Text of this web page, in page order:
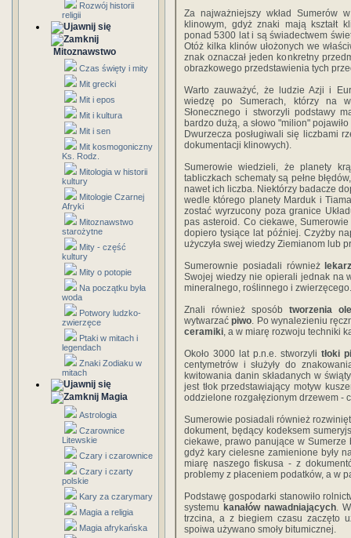
Rozwój historii
religii
Mitoznawstwo
Czas święty i mity
Mit grecki
Mit i epos
Mit i kultura
Mit i sen
Mit kosmogoniczny
Ks. Rodz.
Mitologia w historii
kultury
Mitologie Czarnej
Afryki
Mitoznawstwo
starożytne
Mity - część
kultury
Mity o potopie
Na początku była
woda
Potwory ludzko-
zwierzęce
Ptaki w mitach i
legendach
Znaki Zodiaku w
mitach
Magia
Astrologia
Czarownice
Litewskie
Czary i czarownice
Czary i czarty
polskie
Kary za czarymary
Magia a religia
Magia afrykańska
Za najważniejszy wkład
klinowym, gdyż znaki mają kształt
ponad 5300 lat i są świadectwem
Otóż kilka klinów ułożonych we
znak oznaczał jeden konkretny
obrazkowego przedstawienia tych
Warto zauważyć, że ludzie Azji i
wiedzę po Sumerach, którzy na
Słonecznego i stworzyli podstawy
bardzo dużą, a słowo "milion"
Dwurzecza posługiwali się liczbami
dokumentacji klinowych).
Sumerowie wiedzieli, że planety
tabliczkach schematy są pełne
nawet ich liczba. Niektórzy badacze
wedle którego planety Marduk i
zostać wyrzucony poza granice
pas asteroid. Co ciekawe,
dopiero tysiące lat później. Czyżby
użyczyła swej wiedzy Ziemianom lub
Sumerownie posiadali również
Swojej wiedzy nie opierali jednak na
mineralnego, roślinnego i zwierzęcego.
Znali również sposób tworzenia
wytwarzaćpiwo. Po wynalezieniu
ceramiki, a w miarę rozwoju techniki
Około 3000 lat p.n.e. stworzyli tłoki
centymetrów i służyły do
kwitowania danin składanych w
jest tłok przedstawiający motyw
oddzielone rozgałęzionym drzewem -
Sumerowie posiadali również
dokument, będący kodeksem
ciekawe, prawo panujące w
gdyż kary cielesne zamienione były
miarę naszego fiskusa - z
problemy z płaceniem podatków, a w
Podstawę gospodarki stanowiło
systemu kanałów nawadniających.
trzcina, a z biegiem czasu zaczęto
spoiwa używano smoły bitumicznej.